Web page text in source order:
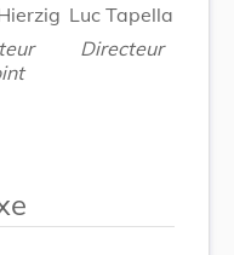
Luc Tapella
Directeur